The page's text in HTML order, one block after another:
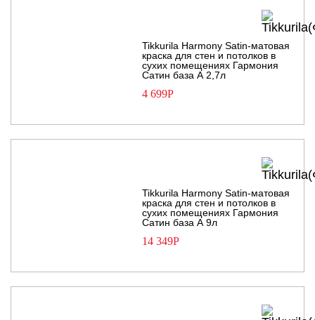
Tikkurila Harmony Satin-матовая
краска для стен и потолков в
сухих помещениях Гармония
Сатин база А 2,7л
4 699Р
Tikkurila Harmony Satin-матовая
краска для стен и потолков в
сухих помещениях Гармония
Сатин база А 9л
14 349Р